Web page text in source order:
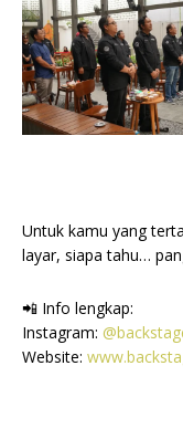
Untuk kamu yang
layar, siapa tahu…
📲 Info lengkap:
Instagram:
Website: